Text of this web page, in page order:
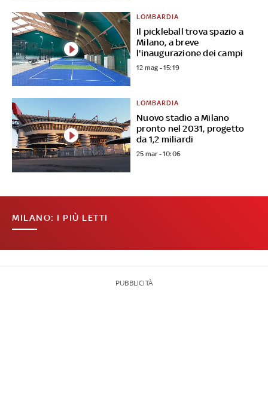
Il pickleball trova spazio a
Milano, a breve
l'inaugurazione dei campi
LOMBARDIA
12 mag - 15:19
Nuovo stadio a Milano
pronto nel 2031, progetto
da 1,2 miliardi
LOMBARDIA
25 mar - 10:06
MILANO: I PIÙ LETTI
PUBBLICITÀ